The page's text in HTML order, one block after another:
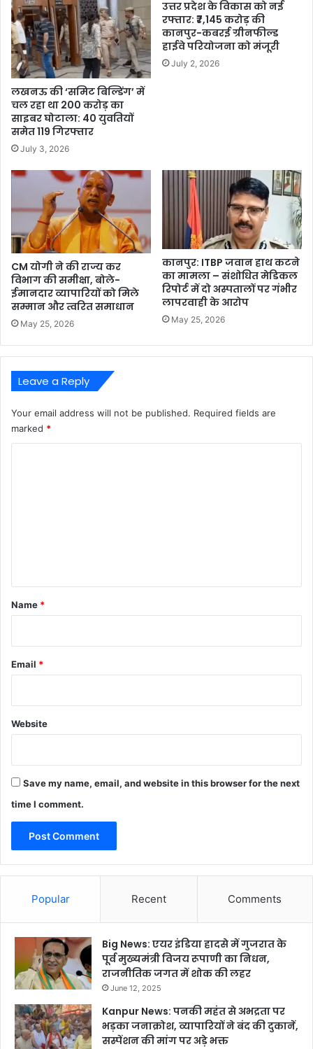
लखनऊ की ‘समिट बिल्डिंग’ में
चल रहा था 200 करोड़ का
साइबर घोटाला: 40 युवतियों
समेत 119 गिरफ्तार
July 3, 2026
उत्तर प्रदेश के विकास को नई
रफ्तार: ₹7,145 करोड़ की
कानपुर-कबरई ग्रीनफील्ड
हाईवे परियोजना को मंजूरी
July 2, 2026
CM योगी ने की राज्य कर
विभाग की समीक्षा, बोले-
ईमानदार व्यापारियों को मिले
सम्मान और त्वरित समाधान
May 25, 2026
कानपुर: ITBP जवान हाथ कटने
का मामला – संशोधित मेडिकल
रिपोर्ट में दो अस्पतालों पर गंभीर
लापरवाही के आरोप
May 25, 2026
Leave a Reply
Your email address will not be published. Required fields are
marked *
*
Name *
Email *
Website
Save my name, email, and website in this browser for the next
time I comment.
Popular Recent Comments
Big News: एयर इंडिया हादसे में गुजरात के
पूर्व मुख्यमंत्री विजय रूपाणी का निधन,
राजनीतिक जगत में शोक की लहर
June 12, 2025
Kanpur News: पनकी महंत से अभद्रता पर
भड़का जनाक्रोश, व्यापारियों ने बंद की दुकानें,
सस्पेंशन की मांग पर अड़े भक्त